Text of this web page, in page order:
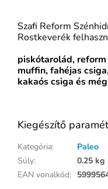
Szafi Reform
Rostkeverék
piskótarolád,
muffin, fahéjas
kakaós csiga és
Kiegészítő
Kategória:
Paleo
Súly:
0.25 kg
EAN vonalkód: